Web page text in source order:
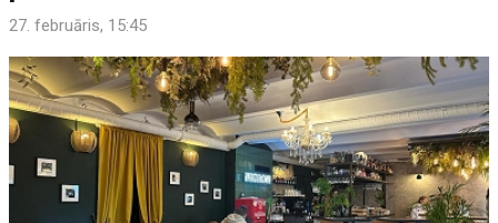
27. februāris, 15:45